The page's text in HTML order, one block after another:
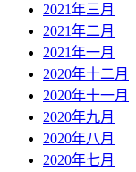
2021年三月
2021年二月
2021年一月
2020年十二月
2020年十一月
2020年九月
2020年八月
2020年七月